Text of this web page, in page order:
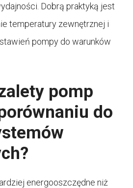
Dobrą praktyką jest
temperatury zewnętrznej i
pompy do warunków
pomp
do
energooszczędne niż